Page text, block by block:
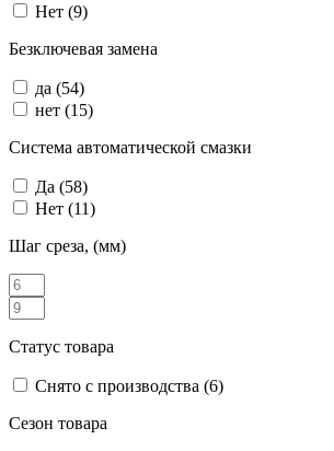
Нет (9)
Безключевая замена
да (54)
нет (15)
Система автоматической смазки
Да (58)
Нет (11)
Шаг среза, (мм)
Статус товара
Снято с производства (6)
Сезон товара